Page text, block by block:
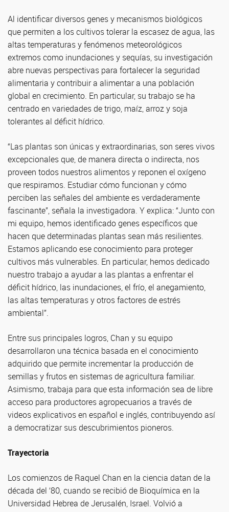
Al identificar diversos genes y mecanismos biológicos
que permiten a los cultivos tolerar la escasez de agua, las
altas temperaturas y fenómenos meteorológicos
extremos como inundaciones y sequías, su investigación
abre nuevas perspectivas para fortalecer la seguridad
alimentaria y contribuir a alimentar a una población
global en crecimiento. En particular, su trabajo se ha
centrado en variedades de trigo, maíz, arroz y soja
tolerantes al déficit hídrico.
“Las plantas son únicas y extraordinarias, son seres vivos
excepcionales que, de manera directa o indirecta, nos
proveen todos nuestros alimentos y reponen el oxígeno
que respiramos. Estudiar cómo funcionan y cómo
perciben las señales del ambiente es verdaderamente
fascinante”, señala la investigadora. Y explica: “Junto con
mi equipo, hemos identificado genes específicos que
hacen que determinadas plantas sean más resilientes.
Estamos aplicando ese conocimiento para proteger
cultivos más vulnerables. En particular, hemos dedicado
nuestro trabajo a ayudar a las plantas a enfrentar el
déficit hídrico, las inundaciones, el frío, el anegamiento,
las altas temperaturas y otros factores de estrés
ambiental”.
Entre sus principales logros, Chan y su equipo
desarrollaron una técnica basada en el conocimiento
adquirido que permite incrementar la producción de
semillas y frutos en sistemas de agricultura familiar.
Asimismo, trabaja para que esta información sea de libre
acceso para productores agropecuarios a través de
videos explicativos en español e inglés, contribuyendo así
a democratizar sus descubrimientos pioneros.
Trayectoria
Los comienzos de Raquel Chan en la ciencia datan de la
década del ‘80, cuando se recibió de Bioquímica en la
Universidad Hebrea de Jerusalén, Israel. Volvió a